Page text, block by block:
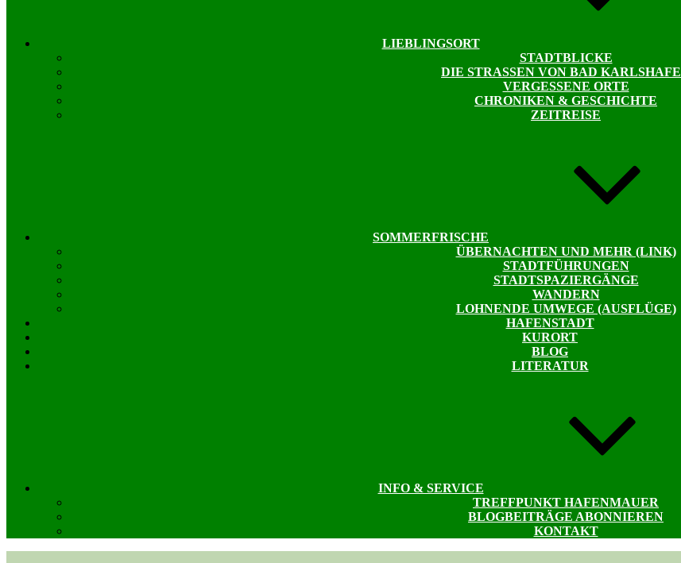
LIEBLINGSORT
STADTBLICKE
DIE STRASSEN VON BAD KARLSHAFEN
VERGESSENE ORTE
CHRONIKEN & GESCHICHTE
ZEITREISE
SOMMERFRISCHE
ÜBERNACHTEN UND MEHR (LINK)
STADTFÜHRUNGEN
STADTSPAZIERGÄNGE
WANDERN
LOHNENDE UMWEGE (AUSFLÜGE)
HAFENSTADT
KURORT
BLOG
LITERATUR
INFO & SERVICE
TREFFPUNKT HAFENMAUER
BLOGBEITRÄGE ABONNIEREN
KONTAKT